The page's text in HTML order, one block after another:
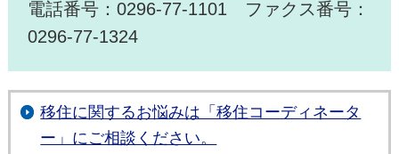
電話番号：0296-77-1101 ファクス番号：
0296-77-1324
移住に関するお悩みは「移住コーディネータ
ー」にご相談ください。